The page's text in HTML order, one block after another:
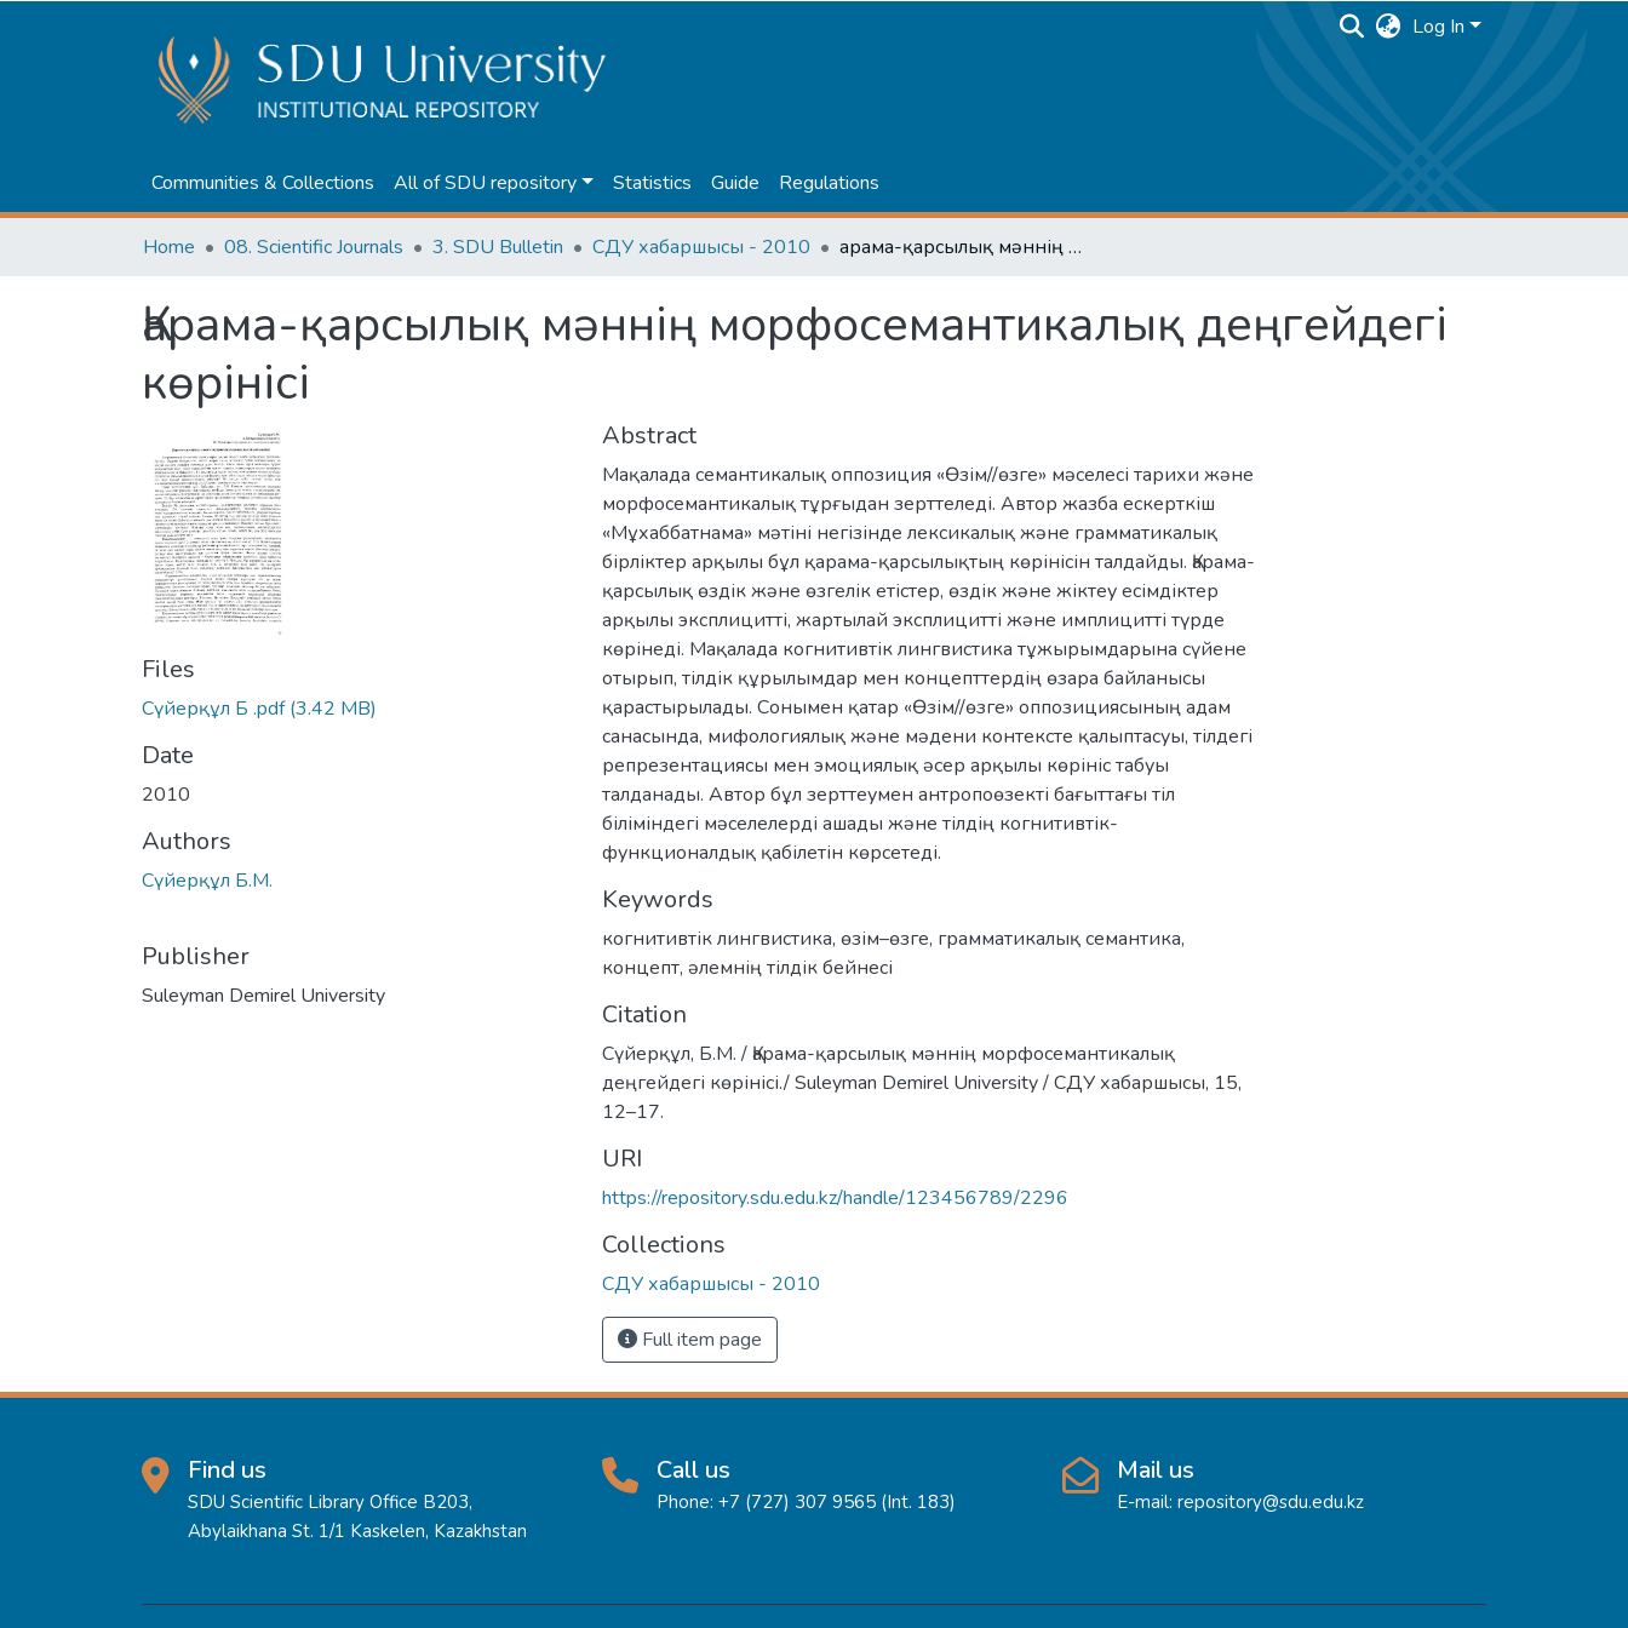
Log In
Communities & Collections All of SDU repository Statistics Guide Regulations
Home 08. Scientific Journals 3. SDU Bulletin СДУ хабаршысы - 2010 Қарама-қарсылық мәннің морфосемантикалық деңгейдегі көрінісі
Қарама-қарсылық мәннің морфосемантикалық деңгейдегі
көрінісі
Files
Сүйерқұл Б .pdf(3.42 MB)
Date
2010
Authors
Сүйерқұл Б.М.
Publisher
Suleyman Demirel University
Abstract
Мақалада семантикалық оппозиция «Өзім//өзге» мәселесі тарихи және
морфосемантикалық тұрғыдан зерттеледі. Автор жазба ескерткіш
«Мұхаббатнама» мәтіні негізінде лексикалық және грамматикалық
бірліктер арқылы бұл қарама-қарсылықтың көрінісін талдайды. Қарама-
қарсылық өздік және өзгелік етістер, өздік және жіктеу есімдіктер
арқылы эксплицитті, жартылай эксплицитті және имплицитті түрде
көрінеді. Мақалада когнитивтік лингвистика тұжырымдарына сүйене
отырып, тілдік құрылымдар мен концепттердің өзара байланысы
қарастырылады. Сонымен қатар «Өзім//өзге» оппозициясының адам
санасында, мифологиялық және мәдени контексте қалыптасуы, тілдегі
репрезентациясы мен эмоциялық әсер арқылы көрініс табуы
талданады. Автор бұл зерттеумен антропоөзекті бағыттағы тіл
біліміндегі мәселелерді ашады және тілдің когнитивтік-
функционалдық қабілетін көрсетеді.
Keywords
когнитивтік лингвистика, өзім–өзге, грамматикалық семантика,
концепт, әлемнің тілдік бейнесі
Citation
Сүйерқұл, Б.М. / Қарама-қарсылық мәннің морфосемантикалық
деңгейдегі көрінісі./ Suleyman Demirel University / СДУ хабаршысы, 15,
12–17.
URI
https://repository.sdu.edu.kz/handle/123456789/2296
Collections
СДУ хабаршысы - 2010
Full item page
Find us
SDU Scientific Library Office B203,
Abylaikhana St. 1/1 Kaskelen, Kazakhstan
Call us
Phone: +7 (727) 307 9565 (Int. 183)
Mail us
E-mail: repository@sdu.edu.kz